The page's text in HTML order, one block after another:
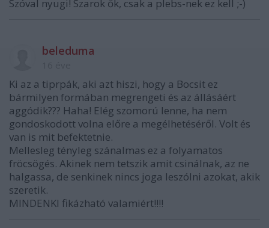
Szóval nyugi! Szarok ők, csak a plebs-nek ez kell ;-)
beleduma
Ki az a tiprpák, aki azt hiszi, hogy a Bocsit ez
bármilyen formában megrengeti és az állásáért
aggódik??? Haha! Elég szomorú lenne, ha nem
gondoskodott volna előre a megélhetéséről. Volt és
van is mit befektetnie.
Mellesleg tényleg szánalmas ez a folyamatos
fröcsögés. Akinek nem tetszik amit csinálnak, az ne
halgassa, de senkinek nincs joga leszólni azokat, akik
szeretik.
MINDENKI fikázható valamiért!!!!